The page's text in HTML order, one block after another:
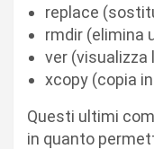
replace
rmdir (elimina
ver (visualizza
xcopy (copia
Questi ultimi
in quanto